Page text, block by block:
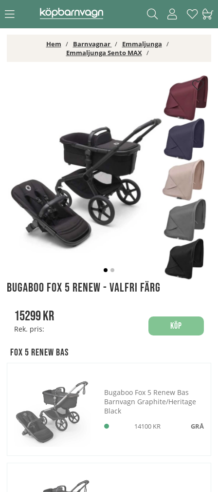
Hem Barnvagnar
Emmaljunga
Emmaljunga Sento MAX
Bugaboo Fox 5 Renew - Valfri Färg
15299kr
Rek. pris: Köp
Fox 5 Renew Bas
Bugaboo Fox 5 Renew Bas
Barnvagn Graphite/Heritage
Black
14100 KR GRÅ